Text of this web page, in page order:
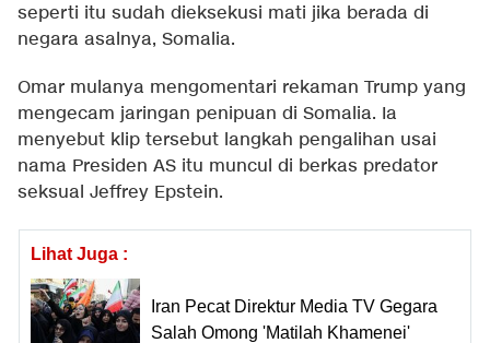
seperti itu sudah dieksekusi mati jika berada di
negara asalnya, Somalia.
Omar mulanya mengomentari rekaman Trump yang
mengecam jaringan penipuan di Somalia. Ia
menyebut klip tersebut langkah pengalihan usai
nama Presiden AS itu muncul di berkas predator
seksual Jeffrey Epstein.
Lihat Juga :
Iran Pecat Direktur Media TV Gegara
Salah Omong 'Matilah Khamenei'